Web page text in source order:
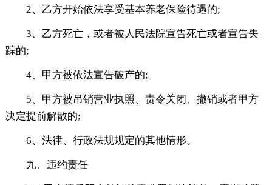
2、乙方开始依法享受基本养老保险待遇的;
3、乙方死亡，或者被人民法院宣告死亡或者宣告失
踪的;
4、甲方被依法宣告破产的;
5、甲方被吊销营业执照、责令关闭、撤销或者甲方
决定提前解散的;
6、法律、行政法规规定的其他情形。
九、违约责任